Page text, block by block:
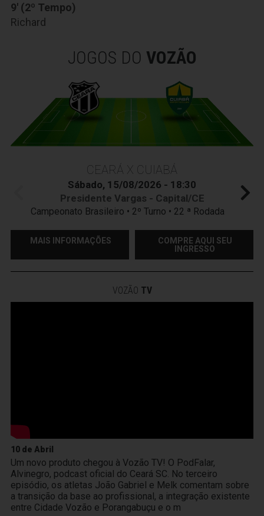
9' (2º Tempo)
Richard
JOGOS DO VOZÃO
CEARÁ X CUIABÁ
Sábado, 15/08/2026 - 18:30
Presidente Vargas - Capital/CE
Campeonato Brasileiro • 2º Turno • 22 ª Rodada
MAIS INFORMAÇÕES
COMPRE AQUI SEU
INGRESSO
VOZÃO TV
10 de Abril
Um novo produto chegou à Vozão TV! O PodFalar,
Alvinegro, podcast oficial do Ceará SC. No terceiro
episódio, os atletas João Gabriel e Melk comentam sobre
a transição da base ao profissional, a integração existente
entre Cidade Vozão e Porangabuçu e o m